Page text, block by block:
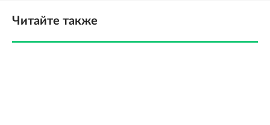
Читайте также